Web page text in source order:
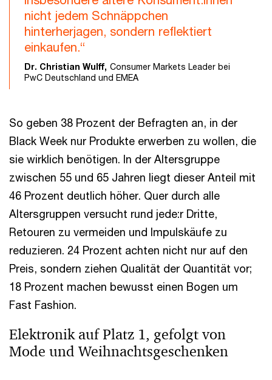
nicht jedem Schnäppchen
hinterherjagen, sondern reflektiert
einkaufen.“
Dr. Christian Wulff, Consumer Markets Leader bei
PwC Deutschland und EMEA
So geben 38 Prozent der Befragten an, in der
Black Week nur Produkte erwerben zu wollen, die
sie wirklich benötigen. In der Altersgruppe
zwischen 55 und 65 Jahren liegt dieser Anteil mit
46 Prozent deutlich höher. Quer durch alle
Altersgruppen versucht rund jede:r Dritte,
Retouren zu vermeiden und Impulskäufe zu
reduzieren. 24 Prozent achten nicht nur auf den
Preis, sondern ziehen Qualität der Quantität vor;
18 Prozent machen bewusst einen Bogen um
Fast Fashion.
Elektronik auf Platz 1, gefolgt von
Mode und Weihnachtsgeschenken